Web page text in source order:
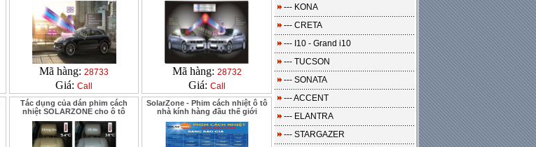
Mã hàng: 28733
Giá: Call
Mã hàng: 28732
Giá: Call
Tác dụng của dán phim cách
nhiệt SOLARZONE cho ô tô
SolarZone - Phim cách nhiệt ô tô
nhà kính hàng đầu thế giới
--- KONA
--- CRETA
--- I10 - Grand i10
--- TUCSON
--- SONATA
--- ACCENT
--- ELANTRA
--- STARGAZER